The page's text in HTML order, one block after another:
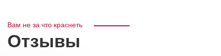
Вам не за что краснеть
Отзывы